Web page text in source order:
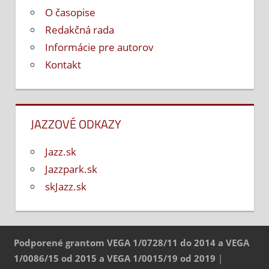
O časopise
Redakčná rada
Informácie pre autorov
Kontakt
JAZZOVÉ ODKAZY
Jazz.sk
Jazzpark.sk
skJazz.sk
Podporené grantom VEGA 1/0728/11 do 2014 a VEGA
1/0086/15 od 2015 a VEGA 1/0015/19 od 2019 |